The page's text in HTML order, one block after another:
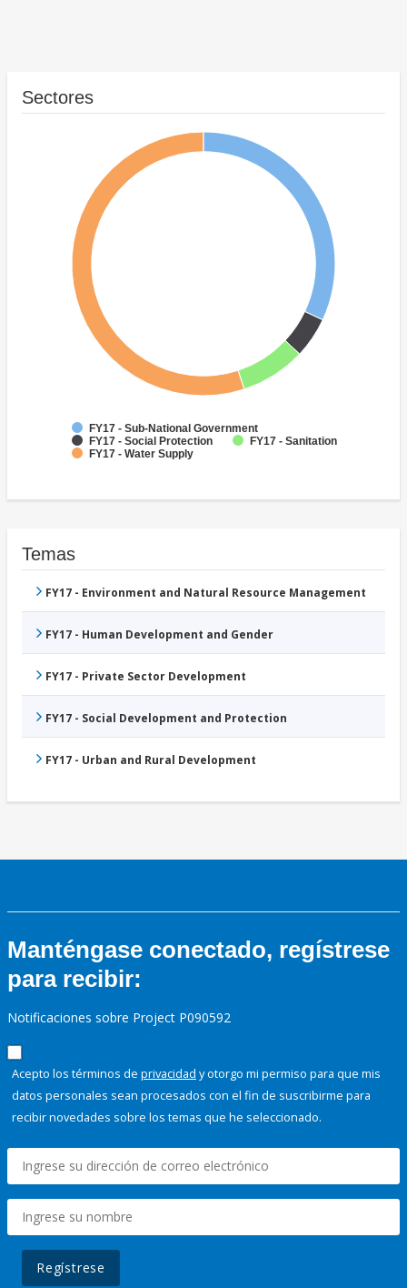
Sectores
FY17 - Sub-National Government
FY17 - Social Protection
FY17 - Sanitation
FY17 - Water Supply
Temas
FY17 - Environment and Natural Resource Management
FY17 - Human Development and Gender
FY17 - Private Sector Development
FY17 - Social Development and Protection
FY17 - Urban and Rural Development
Manténgase conectado, regístrese
para recibir:
Notificaciones sobre Project P090592
Acepto los términos de privacidad y otorgo mi permiso para que mis
datos personales sean procesados con el fin de suscribirme para
recibir novedades sobre los temas que he seleccionado.
Regístrese